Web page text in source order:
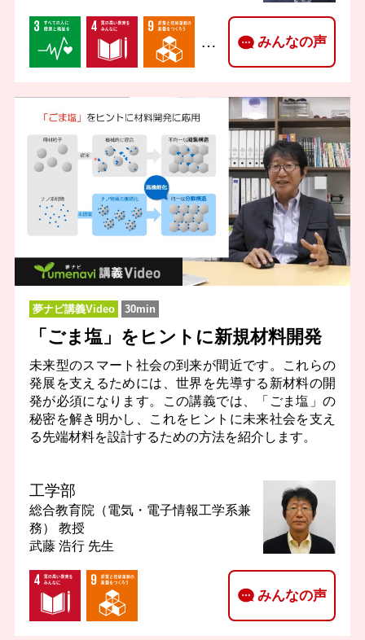
… みんなの声
夢ナビ講義Video 30min
「ごま塩」をヒントに新規材料開発
未来型のスマート社会の到来が間近です。これらの
発展を支えるためには、世界を先導する新材料の開
発が必須になります。この講義では、「ごま塩」の
秘密を解き明かし、これをヒントに未来社会を支え
る先端材料を設計するための方法を紹介します。
工学部
総合教育院（電気・電子情報工学系兼
務） 教授
武藤 浩行 先生
みんなの声